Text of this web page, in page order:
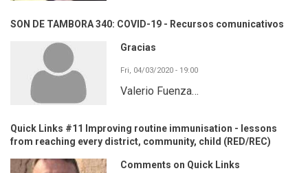
SON DE TAMBORA 340: COVID-19 - Recursos comunicativos
Gracias
Fri, 04/03/2020 - 19:00
Valerio Fuenza…
Quick Links #11 Improving routine immunisation - lessons
from reaching every district, community, child (RED/REC)
Comments on Quick Links